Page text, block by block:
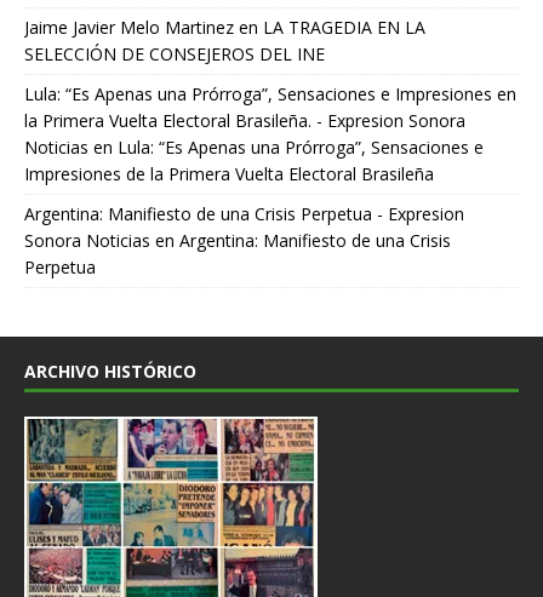
Jaime Javier Melo Martinez en LA TRAGEDIA EN LA
SELECCIÓN DE CONSEJEROS DEL INE
Lula: “Es Apenas una Prórroga”, Sensaciones e Impresiones en
la Primera Vuelta Electoral Brasileña. - Expresion Sonora
Noticias en Lula: “Es Apenas una Prórroga”, Sensaciones e
Impresiones de la Primera Vuelta Electoral Brasileña
Argentina: Manifiesto de una Crisis Perpetua - Expresion
Sonora Noticias en Argentina: Manifiesto de una Crisis
Perpetua
ARCHIVO HISTÓRICO